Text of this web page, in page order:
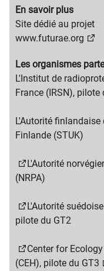
Migration
content
title
En savoir plus
Migration
content
Site dédié au projet
www.futurae.org
Migration
content
title
Les organismes
Migration
content
L'Institut de
France (IRSN),
L'Autorité
Finlande (STUK)
L'Autorité
(NRPA)
L'Autorité
pilote du GT2
Center for
(CEH), pilote du GT3